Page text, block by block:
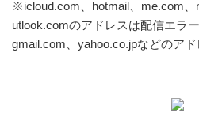
※icloud.com、hotmail、me.com
utlook.comのアドレスは配信エラ
gmail.com、yahoo.co.jpなどのアド